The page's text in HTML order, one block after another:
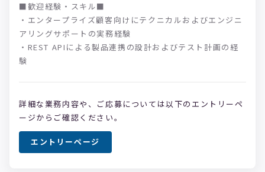
■歓迎経験・スキル■
・エンタープライズ顧客向けにテクニカルおよびエンジニ
アリングサポートの実務経験
・REST APIによる製品連携の設計およびテスト計画の経
験
詳細な業務内容や、ご応募については以下のエントリーペ
ージからご確認ください。
エントリーページ